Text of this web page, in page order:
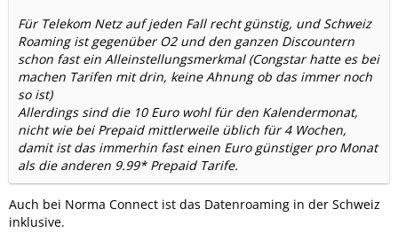
Für Telekom Netz auf jeden Fall recht günstig, und Schweiz
Roaming ist gegenüber O2 und den ganzen Discountern
schon fast ein Alleinstellungsmerkmal (Congstar hatte es bei
machen Tarifen mit drin, keine Ahnung ob das immer noch
so ist)
Allerdings sind die 10 Euro wohl für den Kalendermonat,
nicht wie bei Prepaid mittlerweile üblich für 4 Wochen,
damit ist das immerhin fast einen Euro günstiger pro Monat
als die anderen 9.99* Prepaid Tarife.
Auch bei Norma Connect ist das Datenroaming in der Schweiz
inklusive.